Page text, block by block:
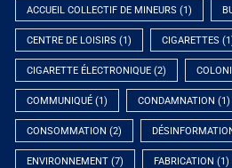
ACCUEIL COLLECTIF DE MINEURS (1)
CENTRE DE LOISIRS (1) CIGARETTES
CIGARETTE ÉLECTRONIQUE(2)
COMMUNIQUÉ(1) CONDAMNATION (1)
CONSOMMATION (2)
ENVIRONNEMENT(7) FABRICATION (1)